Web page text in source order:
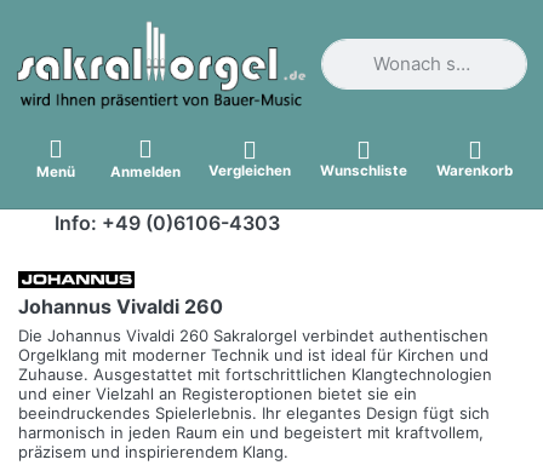
Geben Sie einen
Menü Anmelden Vergleichen Wunschliste Warenkorb
Info: +49 (0)6106-4303
Johannus Vivaldi 260
Die Johannus Vivaldi 260 Sakralorgel verbindet authentischen
Orgelklang mit moderner Technik und ist ideal für Kirchen und
Zuhause. Ausgestattet mit fortschrittlichen Klangtechnologien
und einer Vielzahl an Registeroptionen bietet sie ein
beeindruckendes Spielerlebnis. Ihr elegantes Design fügt sich
harmonisch in jeden Raum ein und begeistert mit kraftvollem,
präzisem und inspirierendem Klang.